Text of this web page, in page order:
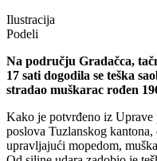
Ilustracija
Podeli
Na području Gradačca,
17 sati dogodila se teška
stradao muškarac rođen
Kako je potvrđeno iz
poslova Tuzlanskog kantona,
upravljajući mopedom,